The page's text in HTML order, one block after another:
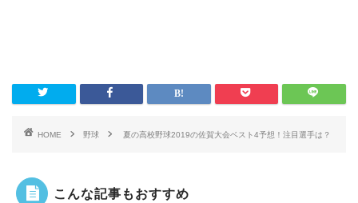
HOME 野球 夏の高校野球2019の佐賀大会ベスト4予想！注目選手は？
こんな記事もおすすめ